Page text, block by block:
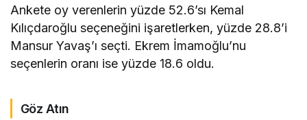
Ankete oy verenlerin yüzde 52.6’sı Kemal
Kılıçdaroğlu seçeneğini işaretlerken, yüzde 28.8’i
Mansur Yavaş’ı seçti. Ekrem İmamoğlu’nu
seçenlerin oranı ise yüzde 18.6 oldu.
Göz Atın